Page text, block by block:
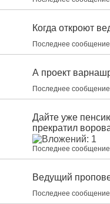
Когда откроют
Последнее
А проект
Последнее
Дайте уже
прекратил
Последнее
Ведущий
Последнее